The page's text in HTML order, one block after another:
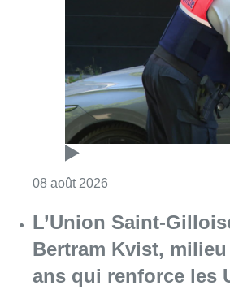
L’Union Saint-
Bertram Kvist, milieu
ans qui renforce les